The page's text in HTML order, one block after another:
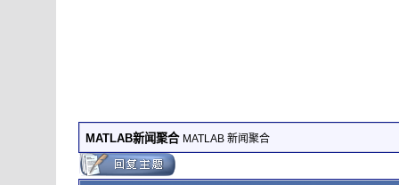
MATLAB新闻聚合 MATLAB 新闻聚合